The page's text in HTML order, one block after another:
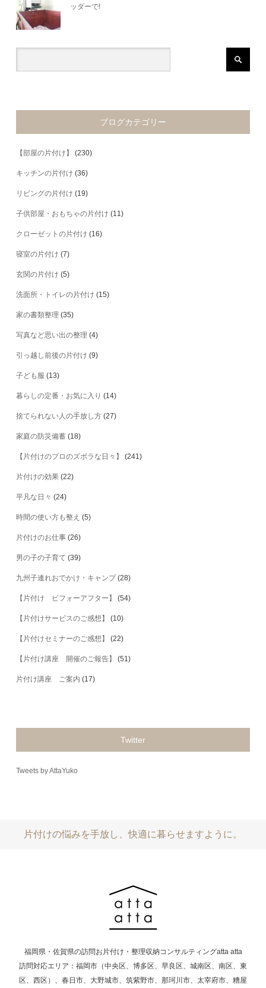
ッダーで!
ブログカテゴリー
【部屋の片付け】 (230)
キッチンの片付け (36)
リビングの片付け (19)
子供部屋・おもちゃの片付け (11)
クローゼットの片付け (16)
寝室の片付け (7)
玄関の片付け (5)
洗面所・トイレの片付け (15)
家の書類整理 (35)
写真など思い出の整理 (4)
引っ越し前後の片付け (9)
子ども服 (13)
暮らしの定番・お気に入り (14)
捨てられない人の手放し方 (27)
家庭の防災備蓄 (18)
【片付けのプロのズボラな日々】 (241)
片付けの効果 (22)
平凡な日々 (24)
時間の使い方も整え (5)
片付けのお仕事 (26)
男の子の子育て (39)
九州子連れおでかけ・キャンプ(28)
【片付け ビフォーアフター】 (54)
【片付けサービスのご感想】 (10)
【片付けセミナーのご感想】 (22)
【片付け講座 開催のご報告】 (51)
片付け講座 ご案内 (17)
Twitter
Tweets by AttaYuko
片付けの悩みを手放し、快適に暮らせますように。
福岡県・佐賀県の訪問お片付け・整理収納コンサルティングatta atta
訪問対応エリア：福岡市（中央区、博多区、早良区、城南区、南区、東
区、西区）、春日市、大野城市、筑紫野市、那珂川市、太宰府市、糟屋